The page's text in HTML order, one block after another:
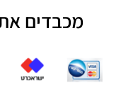
מכבדים